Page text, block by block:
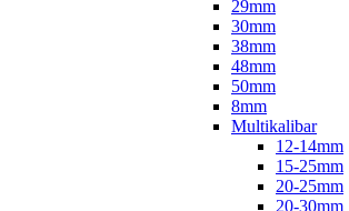
29mm
30mm
38mm
48mm
50mm
8mm
Multikalibar
12-14mm
15-25mm
20-25mm
20-30mm